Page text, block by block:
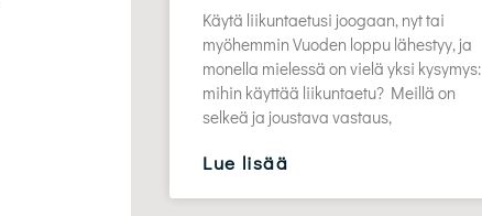
Käytä liikuntaetusi joogaan, nyt tai
myöhemmin Vuoden loppu lähestyy, ja
monella mielessä on vielä yksi kysymys:
mihin käyttää liikuntaetu? Meillä on
selkeä ja joustava vastaus,
Lue lisää